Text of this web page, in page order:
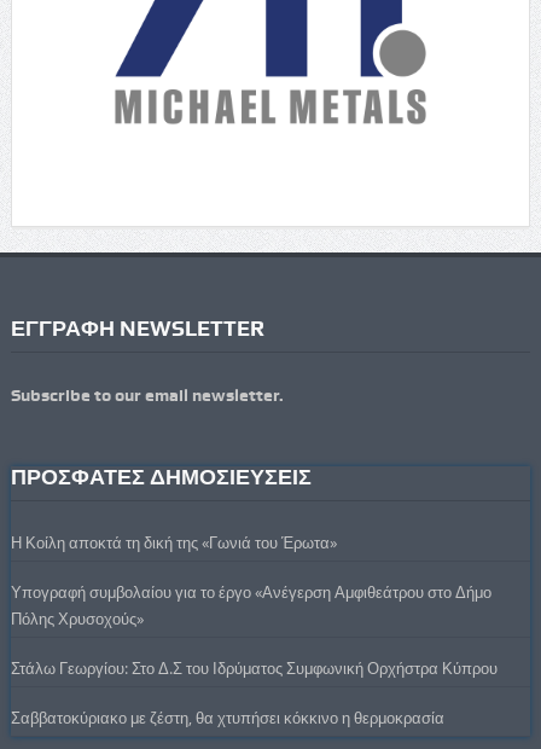
ΕΓΓΡΑΦΗ NEWSLETTER
Subscribe to our email newsletter.
ΠΡΟΣΦΑΤΕΣ ΔΗΜΟΣΙΕΥΣΕΙΣ
Η Κοίλη αποκτά τη δική της «Γωνιά του Έρωτα»
Υπογραφή συμβολαίου για το έργο «Ανέγερση Αμφιθεάτρου στο Δήμο
Πόλης Χρυσοχούς»
Στάλω Γεωργίου: Στο Δ.Σ του Ιδρύματος Συμφωνική Ορχήστρα Κύπρου
Σαββατοκύριακο με ζέστη, θα χτυπήσει κόκκινο η θερμοκρασία